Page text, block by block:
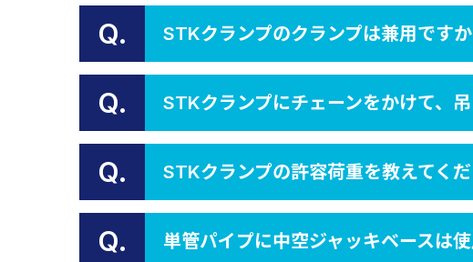
Q. STKクランプのクランプは兼用ですか
Q. STKクランプにチェーンをかけて、
Q. STKクランプの許容荷重を教えてくだ
Q. 単管パイプに中空ジャッキベースは